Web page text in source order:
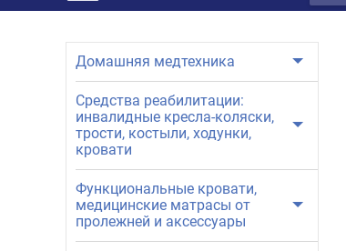
Домашняя медтехника
Средства реабилитации:
инвалидные кресла-коляски,
трости, костыли, ходунки,
кровати
Функциональные кровати,
медицинские матрасы от
пролежней и аксессуары